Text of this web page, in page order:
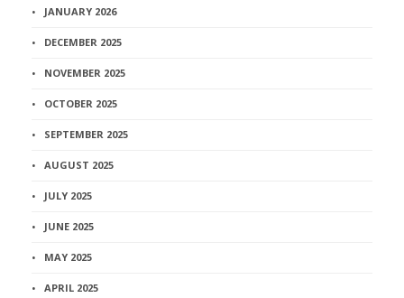
JANUARY 2026
DECEMBER 2025
NOVEMBER 2025
OCTOBER 2025
SEPTEMBER 2025
AUGUST 2025
JULY 2025
JUNE 2025
MAY 2025
APRIL 2025